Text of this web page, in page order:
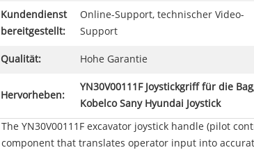
Kundendienst
bereitgestellt:
Online-Support, technischer Video-
Support
Qualität: Hohe Garantie
Hervorheben:
YN30V00111F Joystickgriff für die
Kobelco Sany Hyundai Joystick
The YN30V00111F excavator joystick handle (pilot
component that translates operator input into